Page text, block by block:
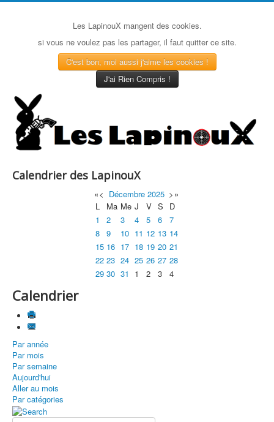
Les LapinouX mangent des cookies.
si vous ne voulez pas les partager, il faut quitter ce site.
C'est bon, moi aussi j'aime les cookies !
J'ai Rien Compris !
Calendrier des LapinouX
«< Décembre 2025 > »
L
Ma Me J V S
D
1
2 3 4 5 6
7
8 9 10 11 12 13 14
15 16 17 18 19 20 21
22 23 24 25 26 27 28
29 30 31 1 2 3 4
Calendrier
Par année
Par mois
Par semaine
Aujourd'hui
Aller au mois
Par catégories